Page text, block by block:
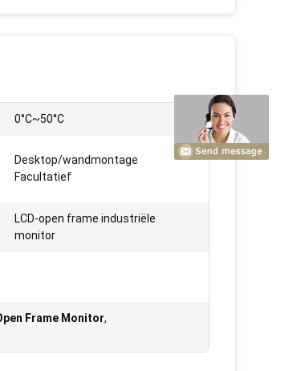
0°C~50°C
Desktop/wandmontage
Facultatief
LCD-open frame industriële
monitor
Frame Monitor,